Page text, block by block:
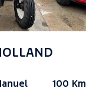
100 Km